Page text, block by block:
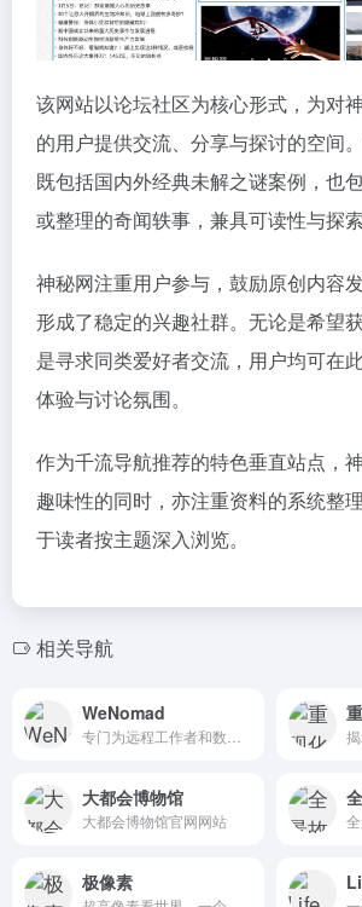
该网站以论坛社区为核心形式，为对
的用户提供交流、分享与探讨的空间
既包括国内外经典未解之谜案例，也
或整理的奇闻轶事，兼具可读性与探索
神秘网注重用户参与，鼓励原创内容
形成了稳定的兴趣社群。无论是希望
是寻求同类爱好者交流，用户均可在
体验与讨论氛围。
作为千流导航推荐的特色垂直站点，
趣味性的同时，亦注重资料的系统整
于读者按主题深入浏览。
相关导航
WeNomad
大都会博物馆
大都会博物馆官网网站
极像素